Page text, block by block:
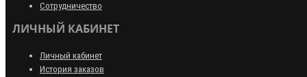
Сотрудничество
ЛИЧНЫЙ КАБИНЕТ
Личный кабинет
История заказов